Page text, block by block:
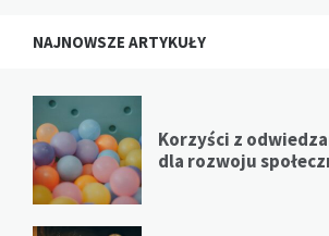
NAJNOWSZE ARTYKUŁY
Korzyści z
dla rozwoju